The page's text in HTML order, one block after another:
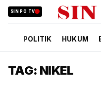
SIN PO TV
POLITIK HUKUM
TAG: NIKEL